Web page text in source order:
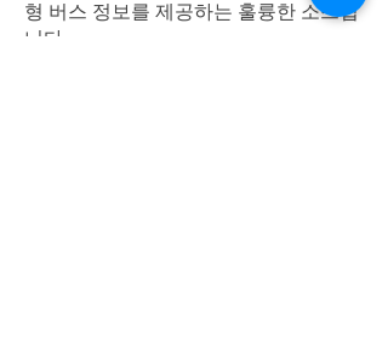
형 버스 정보를 제공하는 훌륭한 소스입
니다.